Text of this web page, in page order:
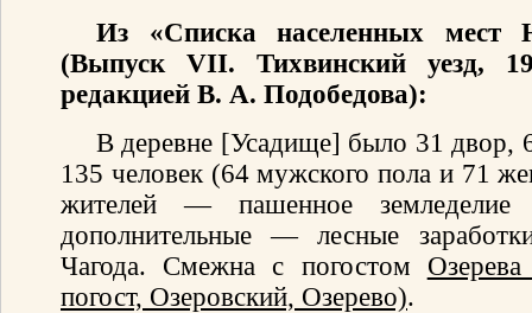
Из «Списка населенных мест
(Выпуск VII. Тихвинский уезд,
редакцией В. А. Подобедова):
В деревне [Усадище] было 31 двор,
135 человек (64 мужского пола и 71
жителей — пашенное
дополнительные — лесные
Чагода. Смежна с погостом
погост, Озеровский, Озерево).